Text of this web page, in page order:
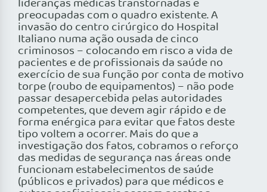
lideranças médicas transtornadas e
preocupadas com o quadro existente. A
invasão do centro cirúrgico do Hospital
Italiano numa ação ousada de cinco
criminosos – colocando em risco a vida de
pacientes e de profissionais da saúde no
exercício de sua função por conta de motivo
torpe (roubo de equipamentos) – não pode
passar desapercebida pelas autoridades
competentes, que devem agir rápido e de
forma enérgica para evitar que fatos deste
tipo voltem a ocorrer. Mais do que a
investigação dos fatos, cobramos o reforço
das medidas de segurança nas áreas onde
funcionam estabelecimentos de saúde
(públicos e privados) para que médicos e